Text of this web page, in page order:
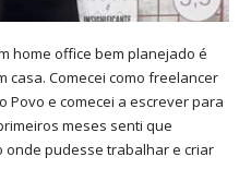
home office bem planejado é
casa. Comecei como freelancer
Povo e comecei a escrever para
meses senti que
onde pudesse trabalhar e criar